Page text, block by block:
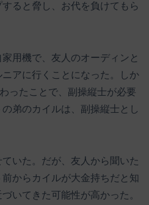
すると脅し、お代を負けてもら
用機で、友人のオーディンと
アに行くことになった。しか
ったことで、副操縦士が必要
弟のカイルは、副操縦士とし
いた。だが、友人から聞いた
からカイルが大金持ちだと知
いてきた可能性が高かった。